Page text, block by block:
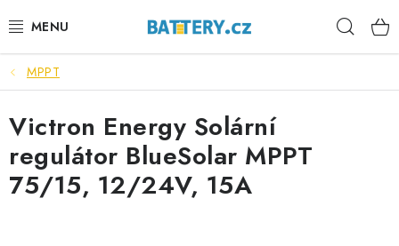
na
VÝHODNÉ SETY
SLUŽBY
AUTOBATERIE
MPPT
Victron Energy Solární
regulátor BlueSolar MPPT
75/15, 12/24V, 15A